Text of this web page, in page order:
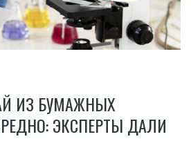
ИЗ БУМАЖНЫХ
ЭКСПЕРТЫ ДАЛИ